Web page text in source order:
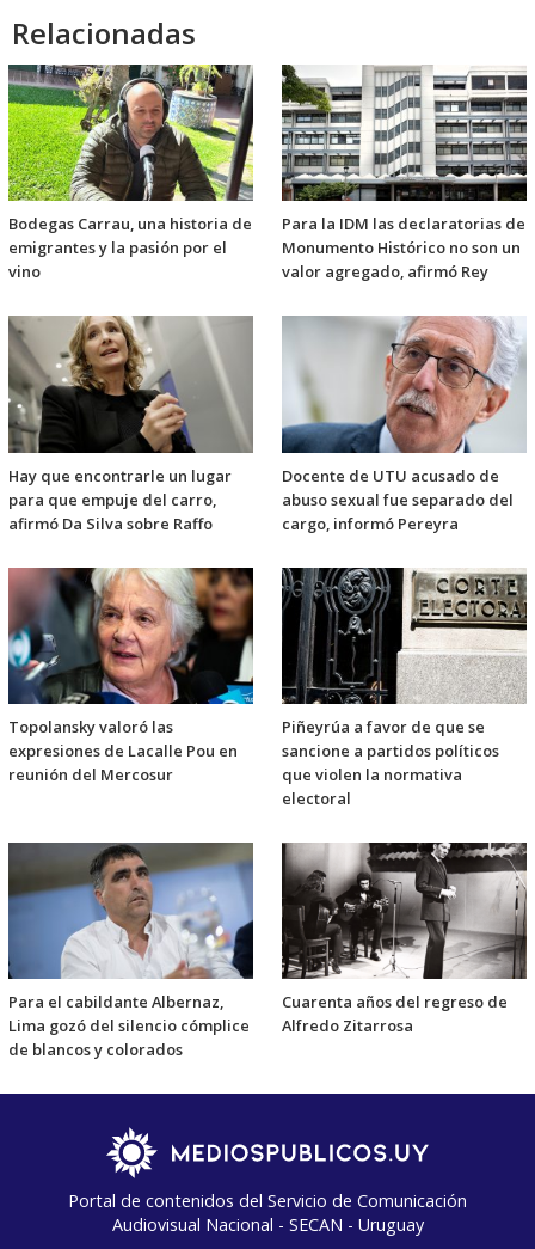
Relacionadas
Bodegas Carrau, una historia de
emigrantes y la pasión por el
vino
Para la IDM las declaratorias de
Monumento Histórico no son un
valor agregado, afirmó Rey
Hay que encontrarle un lugar
para que empuje del carro,
afirmó Da Silva sobre Raffo
Docente de UTU acusado de
abuso sexual fue separado del
cargo, informó Pereyra
Topolansky valoró las
expresiones de Lacalle Pou en
reunión del Mercosur
Piñeyrúa a favor de que se
sancione a partidos políticos
que violen la normativa
electoral
Para el cabildante Albernaz,
Lima gozó del silencio cómplice
de blancos y colorados
Cuarenta años del regreso de
Alfredo Zitarrosa
Portal de contenidos del Servicio de Comunicación
Audiovisual Nacional - SECAN - Uruguay